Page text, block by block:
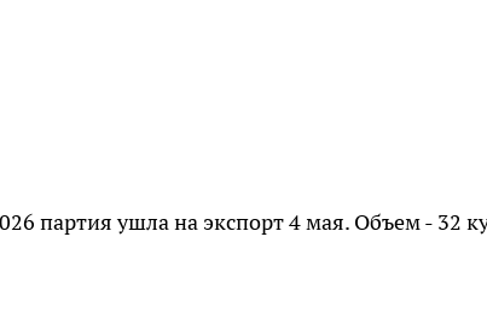
партия ушла на экспорт 4 мая. Объем - 32